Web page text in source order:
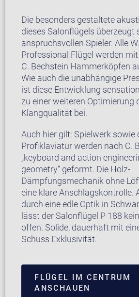
Die besonders gestaltete
dieses Salonflügels überzeugt
anspruchsvollen Spieler. Alle
Professional Flügel werden
C. Bechstein Hammerköpfen
Wie auch die unabhängige
ist diese Entwicklung
zu einer weiteren Optimierung
Klangqualität bei.
Auch hier gilt: Spielwerk sowie
Profiklaviatur werden nach C.
„keyboard and action
geometry“ geformt. Die Holz-
Dämpfungsmechanik ohne
eine klare Anschlagskontrolle.
durch eine edle Optik in
lässt der Salonflügel P 188
offen. Solide, dauerhaft mit
Schuss Exklusivität.
FLÜGEL IM CENTRUM
ANSCHAUEN